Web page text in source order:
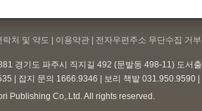
처 및 약도 | 이용약관 | 전자우편주소 무단수집 거
경기도 파주시 직지길 492 (문발동 498-11) 도서
| 잡지 문의 1666.9346 | 보리 책밭 031.950.9590
Publishing Co,.Ltd. All rights reserved.